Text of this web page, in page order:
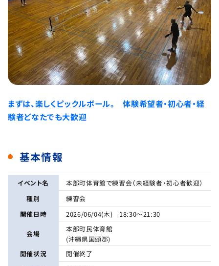
まずは、楽しくピックルボール。 体験希望者・初心者・経
験者どなたでも大歓迎
基本情報
イベント名
本部町体育館で練習会（未経験者・初心者歓迎）
種別
練習会
開催日時
2026/06/04(木) 18:30～21:30
会場
本部町民体育館
(沖縄県国頭郡)
開催状況
開催終了